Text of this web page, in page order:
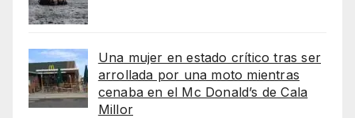
Una mujer en estado crítico tras ser
arrollada por una moto mientras
cenaba en el Mc Donald’s de Cala
Millor